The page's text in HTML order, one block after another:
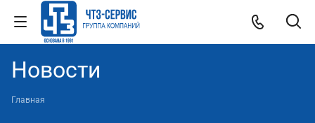
Новости
Главная